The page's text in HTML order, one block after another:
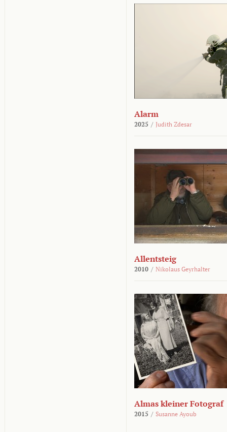
Alarm
2025 / Judith Zdesar
Allentsteig
2010 / Nikolaus Geyrhalter
Almas kleiner Fotograf
2015 / Susanne Ayoub